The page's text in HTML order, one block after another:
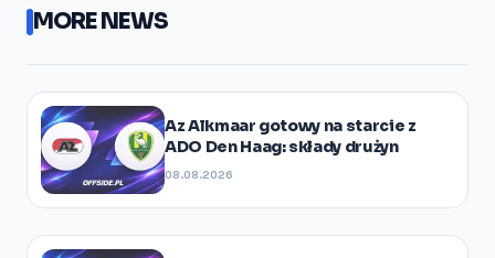
MORE NEWS
Az Alkmaar gotowy na starcie z
ADO Den Haag: składy drużyn
08.08.2026